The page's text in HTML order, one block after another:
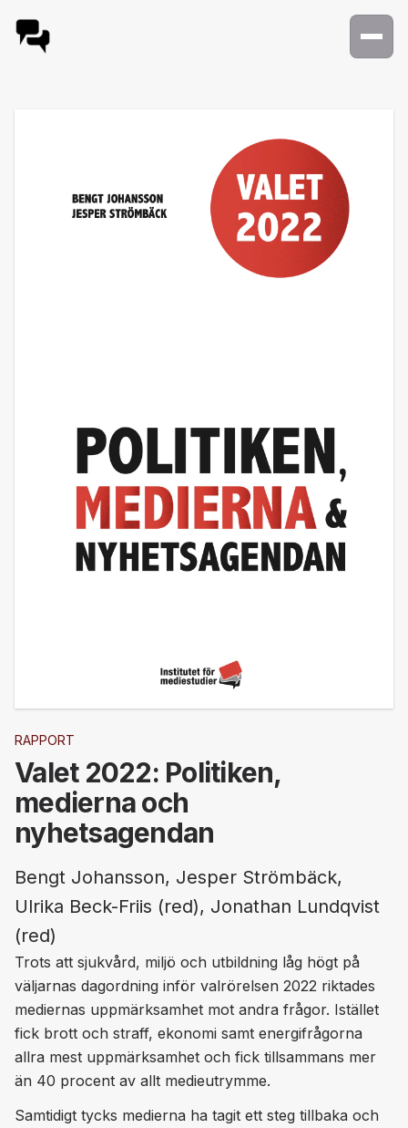
RAPPORT
Valet 2022: Politiken,
medierna och
nyhetsagendan
Bengt Johansson, Jesper Strömbäck,
Ulrika Beck-Friis (red), Jonathan Lundqvist
(red)
Trots att sjukvård, miljö och utbildning låg högt på
väljarnas dagordning inför valrörelsen 2022 riktades
mediernas uppmärksamhet mot andra frågor. Istället
fick brott och straff, ekonomi samt energifrågorna
allra mest uppmärksamhet och fick tillsammans mer
än 40 procent av allt medieutrymme.
Samtidigt tycks medierna ha tagit ett steg tillbaka och